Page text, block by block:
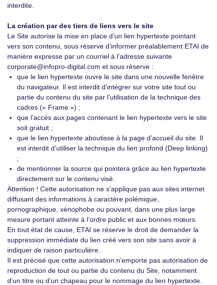
interdite.
La création par des tiers de liens vers le site
Le Site autorise la mise en place d’un lien hypertexte pointant
vers son contenu, sous réserve d’informer préalablement ETAI de
manière expresse par un courriel à l’adresse suivante
corporate@infopro-digital.com et sous réserve :
que le lien hypertexte ouvre le site dans une nouvelle fenêtre
du navigateur. Il est interdit d’intégrer sur votre site tout ou
partie du contenu du site par l’utilisation de la technique des
cadres (« Frame ») ;
que l’accès aux pages contenant le lien hypertexte vers le site
soit gratuit ;
que le lien hypertexte aboutisse à la page d’accueil du site. Il
est interdit d’utiliser la technique du lien profond (Deep linking)
;
de mentionner la source qui pointera grâce au lien hypertexte
directement sur le contenu visé.
Attention ! Cette autorisation ne s’applique pas aux sites internet
diffusant des informations à caractère polémique,
pornographique, xénophobe ou pouvant, dans une plus large
mesure portant atteinte à l’ordre public et aux bonnes mœurs.
En tout état de cause, ETAI se réserve le droit de demander la
suppression immédiate du lien créé vers son site sans avoir à
indiquer de raison particulière.
Il est précisé que cette autorisation n’emporte pas autorisation de
reproduction de tout ou partie du contenu du Site, notamment
d’un titre ou d’un chapeau pour le nommage du lien hypertexte.